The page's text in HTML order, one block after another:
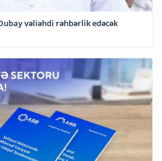
vəliəhdi rəhbərlik edəcək